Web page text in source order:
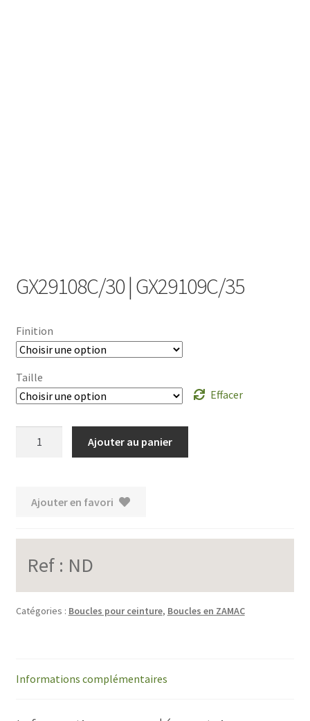
GX29108C/30 | GX29109C/35
Finition
Taille
Effacer
GX29109C/35
Ajouter au panier
Ajouter en favori
Ref : ND
Catégories : Boucles pour ceinture, Boucles en ZAMAC
Informations complémentaires